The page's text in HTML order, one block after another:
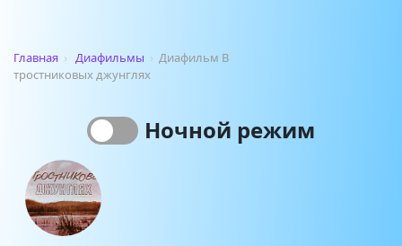
Главная › Диафильмы › Диафильм В
тростниковых джунглях
Ночной режим